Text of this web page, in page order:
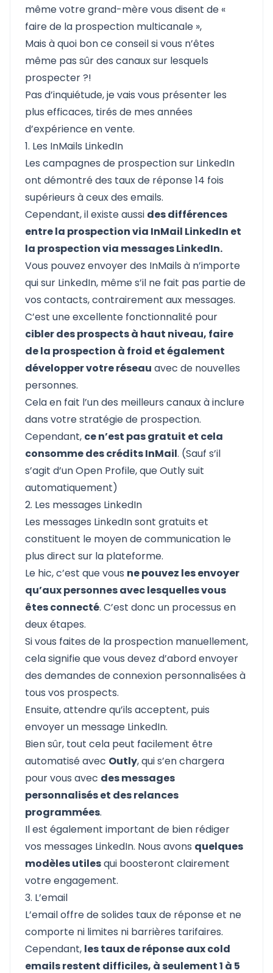
même votre grand-mère vous disent de «
faire de la prospection multicanale »,
Mais à quoi bon ce conseil si vous n’êtes
même pas sûr des canaux sur lesquels
prospecter ?!
Pas d’inquiétude, je vais vous présenter les
plus efficaces, tirés de mes années
d’expérience en vente.
1. Les InMails LinkedIn
Les campagnes de prospection sur LinkedIn
ont démontré des taux de réponse 14 fois
supérieurs à ceux des emails.
Cependant, il existe aussi des différences
entre la prospection via InMail LinkedIn et
la prospection via messages LinkedIn.
Vous pouvez envoyer des InMails à n’importe
qui sur LinkedIn, même s’il ne fait pas partie de
vos contacts, contrairement aux messages.
C’est une excellente fonctionnalité pour
cibler des prospects à haut niveau, faire
de la prospection à froid et également
développer votre réseau avec de nouvelles
personnes.
Cela en fait l’un des meilleurs canaux à inclure
dans votre stratégie de prospection.
Cependant, ce n’est pas gratuit et cela
consomme des crédits InMail. (Sauf s’il
s’agit d’un Open Profile, queOutlysuit
automatiquement)
2. Les messages LinkedIn
Les messages LinkedIn sont gratuits et
constituent le moyen de communication le
plus direct sur la plateforme.
Le hic, c’est que vous ne pouvez les envoyer
qu’aux personnes avec lesquelles vous
êtes connecté. C’est donc un processus en
deux étapes.
Si vous faites de la prospection manuellement,
cela signifie que vous devez d’abord envoyer
des demandes de connexion personnalisées à
tous vos prospects.
Ensuite, attendre qu’ils acceptent, puis
envoyer un message LinkedIn.
Bien sûr, tout cela peut facilement être
automatisé avec Outly, qui s’en chargera
pour vous avec des messages
personnalisés et des relances
programmées.
Il est également important de bien rédiger
vos messages LinkedIn. Nous avons quelques
modèles utilesqui boosteront clairement
votre engagement.
3. L’email
L’email offre de solides taux de réponse et ne
comporte ni limites ni barrières tarifaires.
Cependant, les taux de réponse aux cold
emails restent difficiles, à seulement 1 à 5